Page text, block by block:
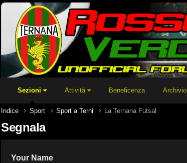
Sezioni Attività Beneficenza Archivio
Indice Sport Sport a Terni La Ternana Futsal
Segnala
Your Name